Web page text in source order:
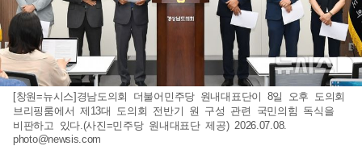
[창원=뉴시스]경남도의회 더불어민주당 원내대표단이 8일 오후 도의회
브리핑룸에서 제13대 도의회 전반기 원 구성 관련 국민의힘 독식을
비판하고 있다.(사진=민주당 원내대표단 제공) 2026.07.08.
photo@newsis.com